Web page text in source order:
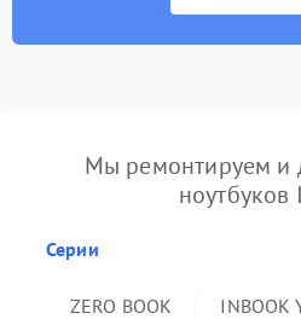
Мы ремонтируем и
Серии
ZERO BOOK INBOOK